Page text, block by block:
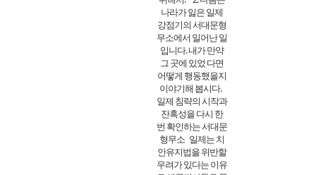
나라가 잃은 일제
강점기의 서대문형
무소에서 일어난 일
입니다. 내가 만약
그 곳에 있었 다면
어떻게 행동했을지
이야기해 봅시다.
일제 침략의 시작과
잔혹성을 다시 한
번 확인하는 서대문
형무소 일제는 치
안유지법을 위반할
우려가 있다는 이유